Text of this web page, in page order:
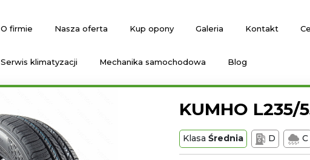
O firmie Nasza oferta Kup opony Galeria Kontakt
Serwis klimatyzacji Mechanika samochodowa Blog
KUMHO L235/
Klasa Średnia D C